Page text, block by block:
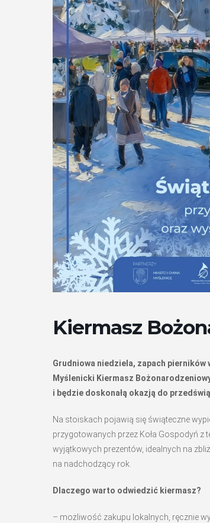
Kiermasz
Grudniowa niedziela, zapach
Myślenicki Kiermasz
i będzie doskonałą okazją do
Na stoiskach pojawią się świąteczne
przygotowanych przez Koła Gospodyń z
wyjątkowych prezentów, idealnych na
na nadchodzący rok.
Dlaczego warto odwiedzić kiermasz?
– możliwość zakupu lokalnych, ręcznie